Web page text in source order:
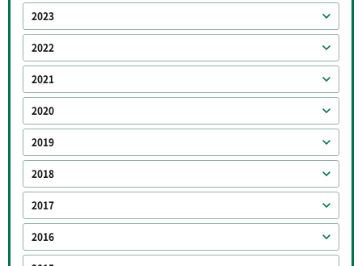
2023
2022
2021
2020
2019
2018
2017
2016